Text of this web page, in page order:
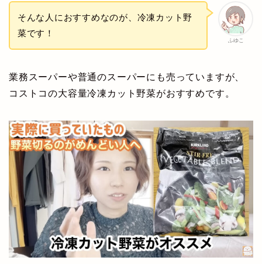
ふゆこ
そんな人におすすめなのが、冷凍カット野
菜です！
業務スーパーや普通のスーパーにも売っていますが、
コストコの大容量冷凍カット野菜がおすすめです。